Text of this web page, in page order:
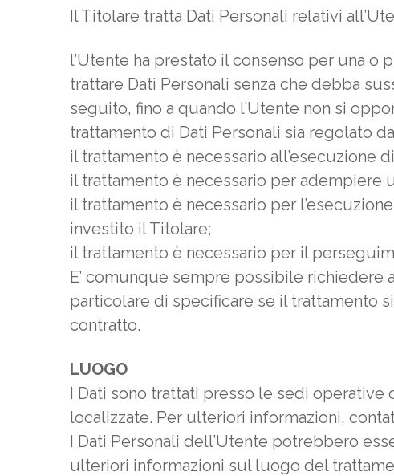
Il Titolare tratta Dati Personali relativi
l’Utente ha prestato il consenso per una o
trattare Dati Personali senza che debba
seguito, fino a quando l’Utente non si
trattamento di Dati Personali sia regolato
il trattamento è necessario all’esecuzione
il trattamento è necessario per
il trattamento è necessario per
investito il Titolare;
il trattamento è necessario per il
E’ comunque sempre possibile
particolare di specificare se il trattamento
contratto.
LUOGO
I Dati sono trattati presso le sedi
localizzate. Per ulteriori informazioni,
I Dati Personali dell’Utente potrebbero
ulteriori informazioni sul luogo del